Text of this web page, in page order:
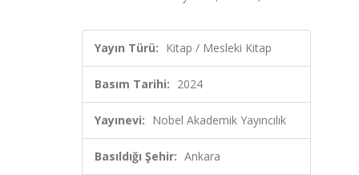
Yayın Türü: Kitap / Mesleki Kitap
Basım Tarihi: 2024
Yayınevi: Nobel Akademik Yayıncılık
Basıldığı Şehir: Ankara